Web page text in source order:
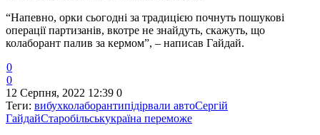
“Напевно, орки сьогодні за традицією почнуть пошукові
операції партизанів, вкотре не знайдуть, скажуть, що
колаборант палив за кермом”, – написав Гайдай.
0
0
12 Серпня, 2022 12:39 0
Теги: вибухколаборантипідірвали автоСергій
ГайдайСтаробільськукраїна переможе